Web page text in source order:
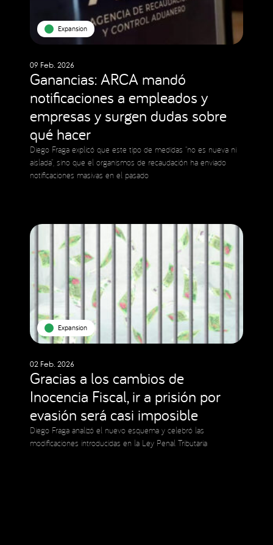
Expansion
09 Feb. 2026
Ganancias: ARCA mandó
notificaciones a empleados y
empresas y surgen dudas sobre
qué hacer
Diego Fraga explicó que este tipo de medidas “no es nueva ni
aislada”, sino que el organismos de recaudación ha enviado
notificaciones masivas en el pasado
Expansion
02 Feb. 2026
Gracias a los cambios de
Inocencia Fiscal, ir a prisión por
evasión será casi imposible
Diego Fraga analizó el nuevo esquema y celebró las
modificaciones introducidas en la Ley Penal Tributaria